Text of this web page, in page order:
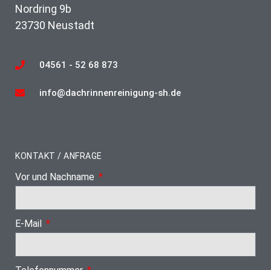
Nordring 9b
23730 Neustadt
04561 - 52 68 873
info@dachrinnenreinigung-sh.de
KONTAKT / ANFRAGE
Vor und Nachname
E-Mail